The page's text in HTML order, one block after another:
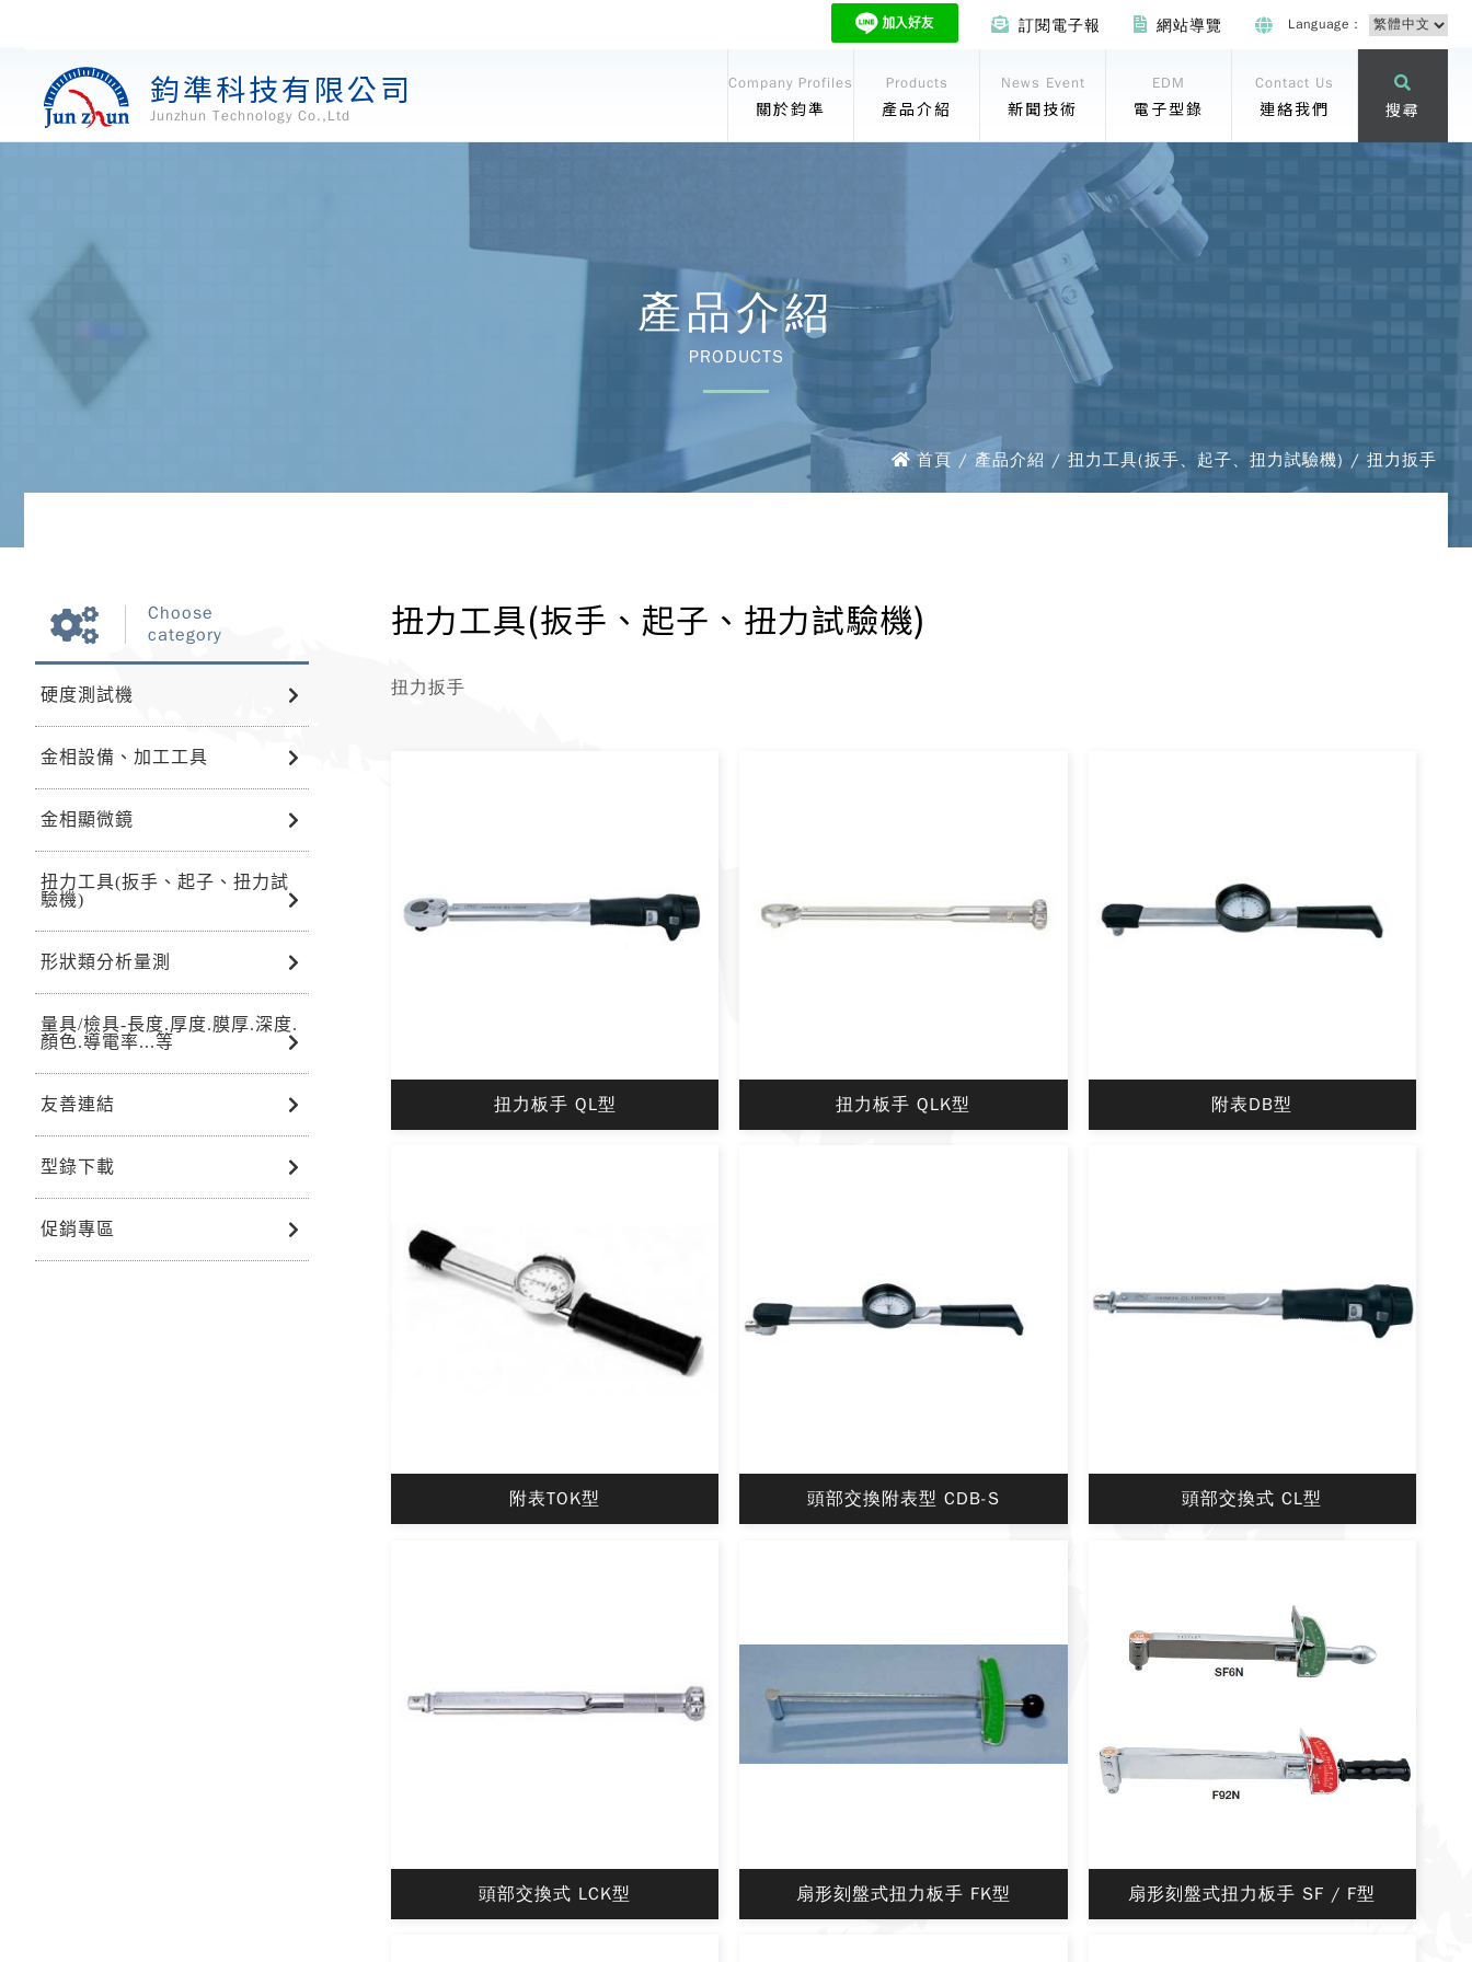
訂閱電子報 網站導覽 Language：
鈞準科技有限公司
Junzhun Technology Co.,Ltd
Company Profiles
關於鈞準
Products
產品介紹
News Event
新聞技術
EDM
電子型錄
Contact Us
連絡我們 搜尋
產品介紹
PRODUCTS
首頁 / 產品介紹 / 扭力工具(扳手、起子、扭力試驗機) / 扭力扳手
Choose
category
硬度測試機
金相設備、加工工具
金相顯微鏡
扭力工具(扳手、起子、扭力試
驗機)
形狀類分析量測
量具/檢具-長度.厚度.膜厚.深度.
顏色.導電率...等
友善連結
型錄下載
促銷專區
扭力工具(扳手、起子、扭力試驗機)
扭力扳手
扭力板手 QL型 扭力板手 QLK型 附表DB型
附表TOK型 頭部交換附表型 CDB-S 頭部交換式 CL型
頭部交換式 LCK型 扇形刻盤式扭力板手 FK型 扇形刻盤式扭力板手 SF / F型